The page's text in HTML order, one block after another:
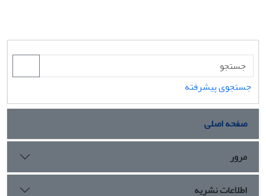
جستجوی پیشرفته
صفحه اصلی
مرور
اطلاعات نشریه